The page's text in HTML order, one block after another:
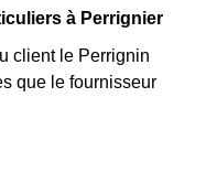
à Perrignier
client le Perrignin
que le fournisseur